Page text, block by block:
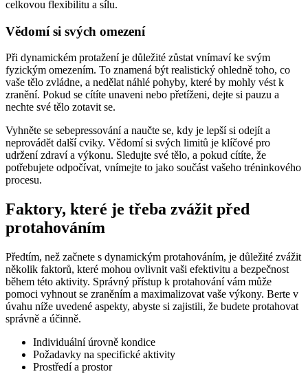
celkovou flexibilitu a sílu.
Vědomí si svých omezení
Při dynamickém protažení je důležité zůstat vnímaví ke svým
fyzickým omezením. To znamená být realistický ohledně toho, co
vaše tělo zvládne, a nedělat náhlé pohyby, které by mohly vést k
zranění. Pokud se cítíte unaveni nebo přetíženi, dejte si pauzu a
nechte své tělo zotavit se.
Vyhněte se sebepressování a naučte se, kdy je lepší si odejít a
neprovádět další cviky. Vědomí si svých limitů je klíčové pro
udržení zdraví a výkonu. Sledujte své tělo, a pokud cítíte, že
potřebujete odpočívat, vnímejte to jako součást vašeho tréninkového
procesu.
Faktory, které je třeba zvážit před
protahováním
Předtím, než začnete s dynamickým protahováním, je důležité zvážit
několik faktorů, které mohou ovlivnit vaši efektivitu a bezpečnost
během této aktivity. Správný přístup k protahování vám může
pomoci vyhnout se zraněním a maximalizovat vaše výkony. Berte v
úvahu níže uvedené aspekty, abyste si zajistili, že budete protahovat
správně a účinně.
Individuální úrovně kondice
Požadavky na specifické aktivity
Prostředí a prostor